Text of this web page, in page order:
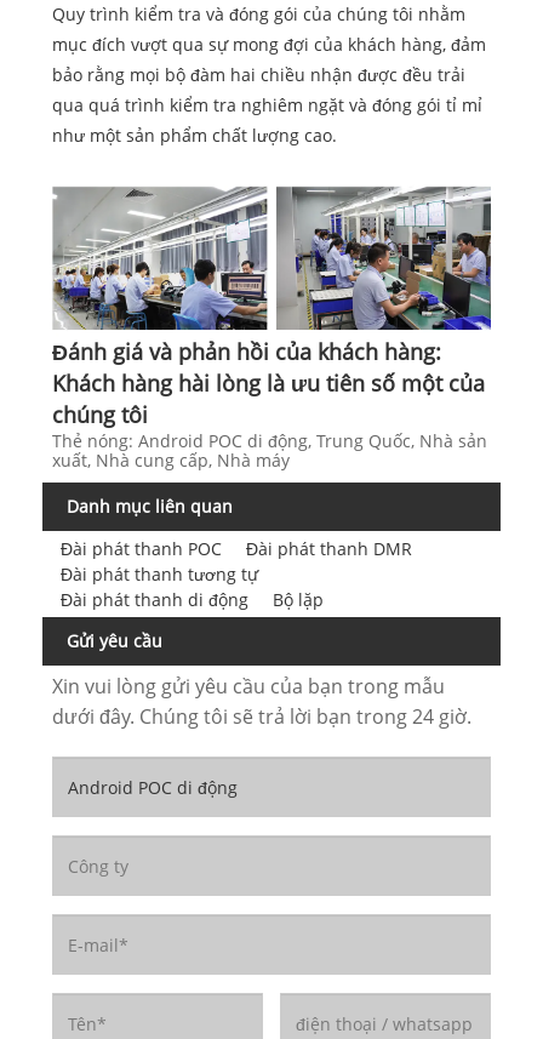
Quy trình kiểm tra và đóng gói của chúng tôi nhằm
mục đích vượt qua sự mong đợi của khách hàng, đảm
bảo rằng mọi bộ đàm hai chiều nhận được đều trải
qua quá trình kiểm tra nghiêm ngặt và đóng gói tỉ mỉ
như một sản phẩm chất lượng cao.
Đánh giá và phản hồi của khách hàng:
Khách hàng hài lòng là ưu tiên số một của
chúng tôi
Thẻ nóng: Android POC di động, Trung Quốc, Nhà sản
xuất, Nhà cung cấp, Nhà máy
Danh mục liên quan
Đài phát thanh POC
Đài phát thanh DMR
Đài phát thanh tương tự
Đài phát thanh di động
Bộ lặp
Gửi yêu cầu
Xin vui lòng gửi yêu cầu của bạn trong mẫu
dưới đây. Chúng tôi sẽ trả lời bạn trong 24 giờ.